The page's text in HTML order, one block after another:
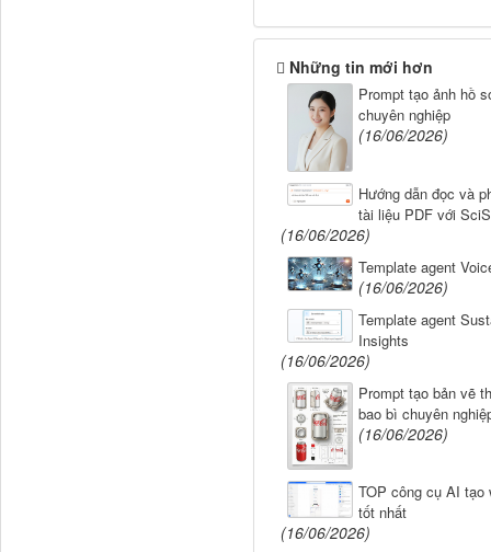
Output:
1 bảng so sánh CV
1 CV đã “may đo
Những tin mới hơn
Prompt tạo ảnh hồ
chuyên nghiệp
(16/06/2026)
Hướng dẫn đọc và
tài liệu PDF với
(16/06/2026)
Template agent
(16/06/2026)
Template agent
Insights
(16/06/2026)
Prompt tạo bản vẽ
bao bì chuyên
(16/06/2026)
TOP công cụ AI tạo
tốt nhất
(16/06/2026)